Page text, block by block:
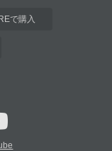
で購入